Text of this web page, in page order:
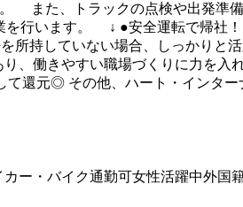
また、トラックの点検や出発
行います。 ↓ ●安全運転で帰社
持していない場合、しっかりと
働きやすい職場づくりに力を
還元◎ その他、ハート・インタ
カー・バイク通勤可女性活躍中外国